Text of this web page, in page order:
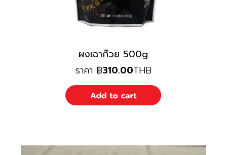
ผงเฉาก๊วย 500g
ราคา ฿310.00THB